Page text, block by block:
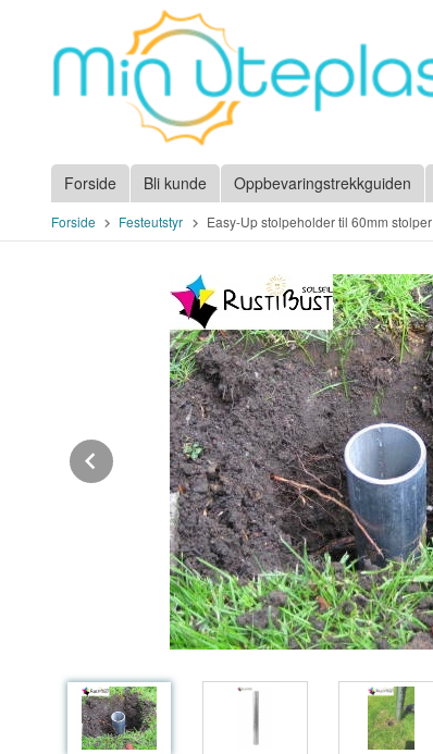
innholdet
Forside Bli kunde Oppbevaringstrekkguiden
Forside Festeutstyr Easy-Up stolpeholder til 60mm stolper